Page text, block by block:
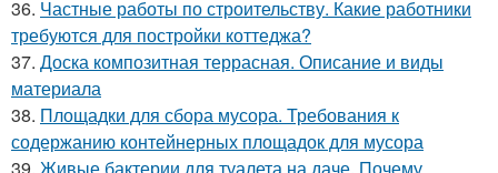
36. Частные работы по строительству. Какие работники
требуются для постройки коттеджа?
37. Доска композитная террасная. Описание и виды
материала
38. Площадки для сбора мусора. Требования к
содержанию контейнерных площадок для мусора